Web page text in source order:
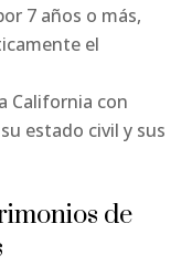
7 años o más,
el
California con
estado civil y sus
de